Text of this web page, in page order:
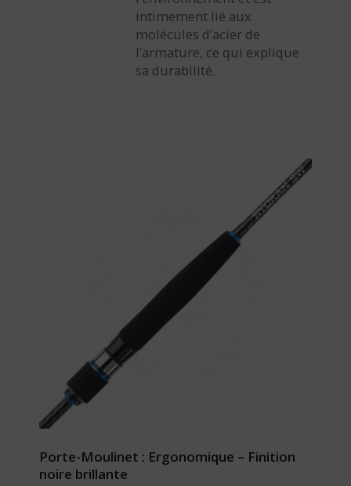
intimement lié aux
molécules d’acier de
l’armature, ce qui explique
sa durabilité.
Porte-Moulinet : Ergonomique – Finition
noire brillante